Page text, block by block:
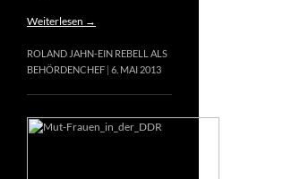
Weiterlesen →
ROLAND JAHN-EIN REBELL ALS
BEHÖRDENCHEF 6. MAI 2013